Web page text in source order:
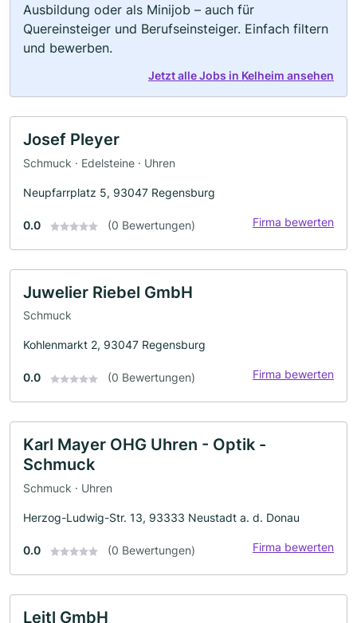
Ausbildung oder als Minijob – auch für
Quereinsteiger und Berufseinsteiger. Einfach filtern
und bewerben.
Jetzt alle Jobs in Kelheim ansehen
Josef Pleyer
Schmuck · Edelsteine · Uhren
Neupfarrplatz 5, 93047 Regensburg
0.0 (0 Bewertungen) Firma bewerten
Juwelier Riebel GmbH
Schmuck
Kohlenmarkt 2, 93047 Regensburg
0.0 (0 Bewertungen) Firma bewerten
Karl Mayer OHG Uhren - Optik -
Schmuck
Schmuck · Uhren
Herzog-Ludwig-Str. 13, 93333 Neustadt a. d. Donau
0.0 (0 Bewertungen) Firma bewerten
Leitl GmbH